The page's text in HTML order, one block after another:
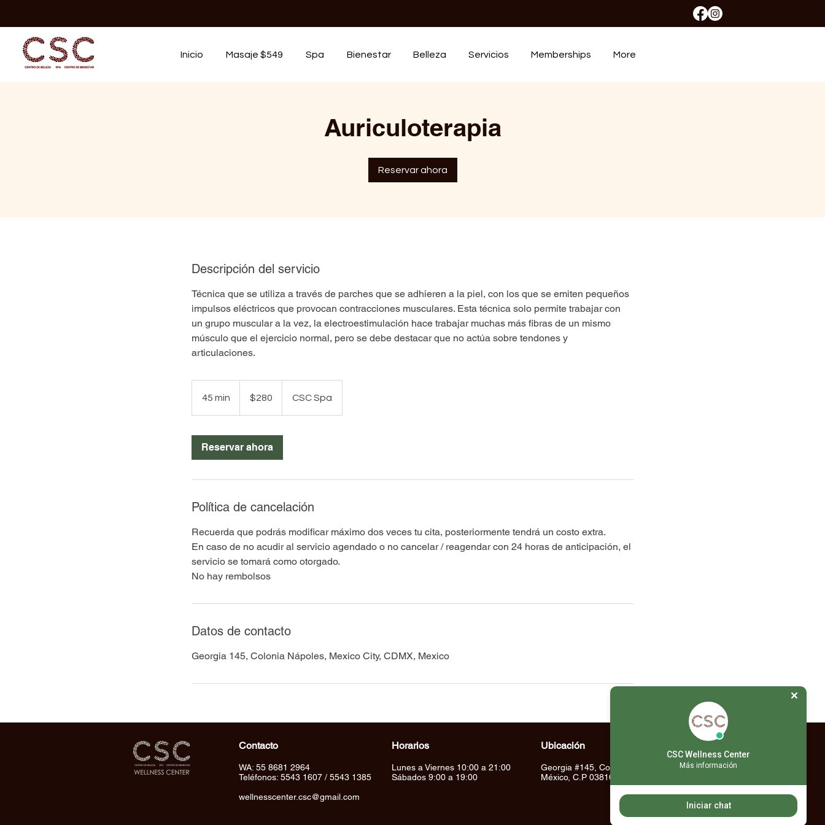
Inicio Masaje $549 Spa Bienestar Belleza Servicios Memberships More
Auriculoterapia
Reservar ahora
Descripción del servicio
Técnica que se utiliza a través de parches que se adhieren a la piel, con los que se emiten pequeños
impulsos eléctricos que provocan contracciones musculares. Esta técnica solo permite trabajar con
un grupo muscular a la vez, la electroestimulación hace trabajar muchas más fibras de un mismo
músculo que el ejercicio normal, pero se debe destacar que no actúa sobre tendones y
articulaciones.
45 min
mexicanos
$280 CSC Spa
Reservar ahora
Política de cancelación
Recuerda que podrás modificar máximo dos veces tu cita, posteriormente tendrá un costo extra.
En caso de no acudir al servicio agendado o no cancelar / reagendar con 24 horas de anticipación, el
servicio se tomará como otorgado.
No hay rembolsos
Datos de contacto
Georgia 145, Colonia Nápoles, Mexico City, CDMX, Mexico
Contacto
WA: 55 8681 2964
Teléfonos: 5543 1607 / 5543 1385
wellnesscenter.csc@gmail.com
Horarios
Lunes a Viernes 10:00 a 21:00
Sábados 9:00 a 19:00
Ubicación
Georgia #145, Col. Nápoles, Ciudad de
México, C.P 03810
CSC Wellness Center
Más información
Iniciar chat